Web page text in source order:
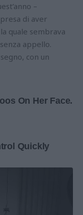
–
di aver
quale sembrava
appello.
con un